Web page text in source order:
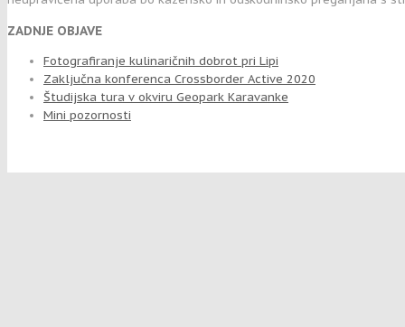
ZADNJE OBJAVE
Fotografiranje kulinaričnih dobrot pri Lipi
Zaključna konferenca Crossborder Active 2020
Študijska tura v okviru Geopark Karavanke
Mini pozornosti